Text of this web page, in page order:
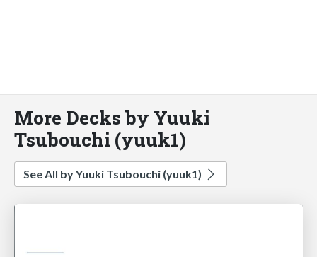
More Decks by Yuuki
Tsubouchi (yuuk1)
See All by Yuuki Tsubouchi (yuuk1)